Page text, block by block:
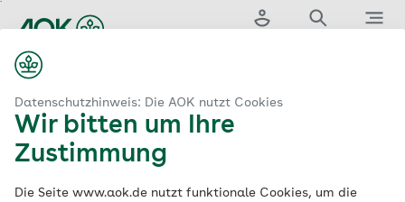
Datenschutzhinweis: Die AOK nutzt Cookies
Wir bitten um Ihre
Zustimmung
Die Seite www.aok.de nutzt funktionale Cookies, um die
Hauptinhalt